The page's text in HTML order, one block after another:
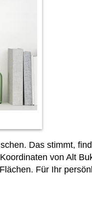
Das stimmt,
von Alt
Für Ihr